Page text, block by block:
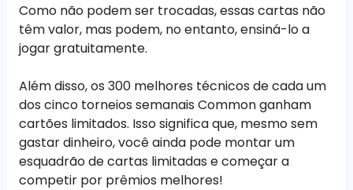
Como não podem ser trocadas, essas cartas não
têm valor, mas podem, no entanto, ensiná-lo a
jogar gratuitamente.
Além disso, os 300 melhores técnicos de cada um
dos cinco torneios semanais Common ganham
cartões limitados. Isso significa que, mesmo sem
gastar dinheiro, você ainda pode montar um
esquadrão de cartas limitadas e começar a
competir por prêmios melhores!